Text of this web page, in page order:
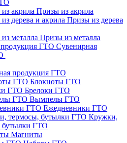
Призы из акрила
Призы из дерева
Призы из металла
Сувенирная
продукция ГТО
Блокноты ГТО
Брелоки ГТО
Вымпелы ГТО
Ежедневники ГТО
Кружки,
бутылки ГТО
Магниты